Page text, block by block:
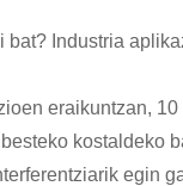
bat? Industria
eraikuntzan,
kostaldeko
egin